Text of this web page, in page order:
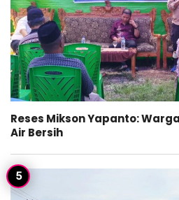
Reses Mikson Yapanto:
Air Bersih